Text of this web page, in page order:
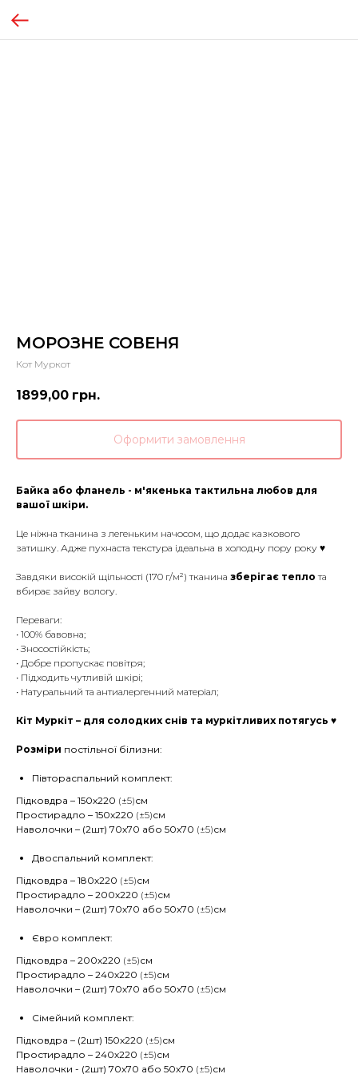
МОРОЗНЕ СОВЕНЯ
Кот Муркот
1899,00 грн.
Оформити замовлення
Байка або фланель - м'якенька тактильна любов для
вашої шкіри.
Це ніжна тканина з легеньким начосом, що додає казкового
затишку. Адже пухнаста текстура ідеальна в холодну пору року ♥️
Завдяки високій щільності (170 г/м²) тканина зберігає тепло та
вбирає зайву вологу.
Переваги:
• 100% бавовна;
• Зносостійкість;
• Добре пропускає повітря;
• Підходить чутливій шкірі;
• Натуральний та антиалергенний матеріал;
Кіт Муркіт – для солодких снів та муркітливих потягусь ♥
Розміри постільної білизни:
Півтораспальний комплект:
Підковдра – 150х220 (±5)см
Простирадло – 150х220 (±5)см
Наволочки – (2шт) 70х70 або 50х70 (±5)см
Двоспальний комплект:
Підковдра – 180х220 (±5)см
Простирадло – 200х220 (±5)см
Наволочки – (2шт) 70х70 або 50х70 (±5)см
Євро комплект:
Підковдра – 200х220 (±5)см
Простирадло – 240х220 (±5)см
Наволочки – (2шт) 70х70 або 50х70 (±5)см
Сімейний комплект:
Підковдра – (2шт) 150х220 (±5)см
Простирадло – 240х220 (±5)см
Наволочки - (2шт) 70х70 або 50х70 (±5)см